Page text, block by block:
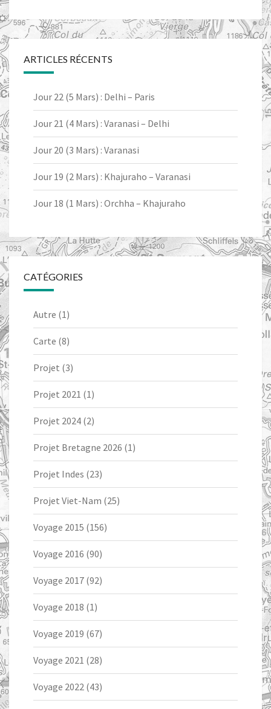
ARTICLES RÉCENTS
Jour 22 (5 Mars) : Delhi – Paris
Jour 21 (4 Mars) : Varanasi – Delhi
Jour 20 (3 Mars) : Varanasi
Jour 19 (2 Mars) : Khajuraho – Varanasi
Jour 18 (1 Mars) : Orchha – Khajuraho
CATÉGORIES
Autre (1)
Carte (8)
Projet (3)
Projet 2021 (1)
Projet 2024 (2)
Projet Bretagne 2026 (1)
Projet Indes (23)
Projet Viet-Nam (25)
Voyage 2015 (156)
Voyage 2016 (90)
Voyage 2017 (92)
Voyage 2018 (1)
Voyage 2019 (67)
Voyage 2021 (28)
Voyage 2022 (43)